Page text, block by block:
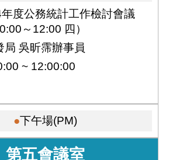
度公務統計工作檢討會議
～12:00 四）
局 吳昕霈辦事員
~ 12:00:00
下午場(PM)
第五會議室